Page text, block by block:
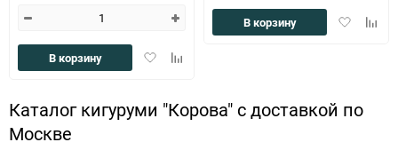
ДобавитьДобавить
В корзину
Добавить
В корзину
Каталог кигуруми "Корова" с доставкой по
Москве